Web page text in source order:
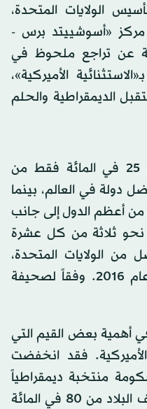
الذكرى الـ250 لتأسيس الولايات المتحدة،
«أسوشييتد برس -
عن تراجع ملحوظ في
الأميركية»،
الديمقراطية والحلم
وأظهرت نتائج الاستطلاع أن 25 في المائة فقط من
دولة في العالم، بينما
من أعظم الدول إلى جانب
نحو ثلاثة من كل عشرة
من الولايات المتحدة،
مقارنة بـ19 في المائة فقط عام 2016. وفقاً لصحيفة
أهمية بعض القيم التي
فقد انخفضت
منتخبة ديمقراطياً
يمثل عنصراً أساسياً في تعريف البلاد من 80 في المائة